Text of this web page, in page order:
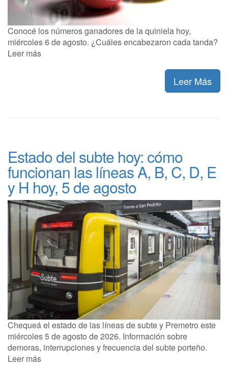
Conocé los números ganadores de la quiniela hoy,
miércoles 6 de agosto. ¿Cuáles encabezaron cada tanda?
Leer más
Leer Más
Estado del subte hoy: cómo
funcionan las líneas A, B, C, D, E
y H hoy, 5 de agosto
Chequeá el estado de las líneas de subte y Premetro este
miércoles 5 de agosto de 2026. Información sobre
demoras, interrupciones y frecuencia del subte porteño.
Leer más